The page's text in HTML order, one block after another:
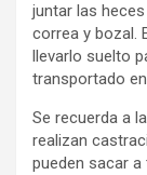
juntar las
correa y bozal.
llevarlo suelto
transportado
Se recuerda a
realizan
pueden sacar a